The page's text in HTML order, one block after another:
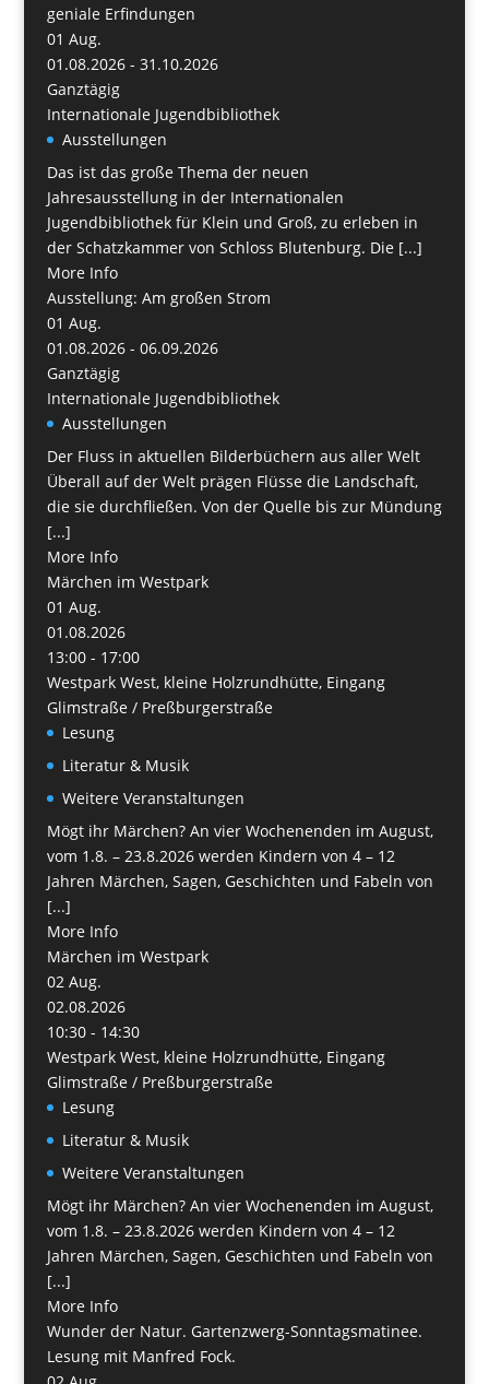
geniale Erfindungen
01 Aug.
01.08.2026 - 31.10.2026
Ganztägig
Internationale Jugendbibliothek
Ausstellungen
Das ist das große Thema der neuen
Jahresausstellung in der Internationalen
Jugendbibliothek für Klein und Groß, zu erleben in
der Schatzkammer von Schloss Blutenburg. Die [...]
More Info
Ausstellung: Am großen Strom
01 Aug.
01.08.2026 - 06.09.2026
Ganztägig
Internationale Jugendbibliothek
Ausstellungen
Der Fluss in aktuellen Bilderbüchern aus aller Welt
Überall auf der Welt prägen Flüsse die Landschaft,
die sie durchfließen. Von der Quelle bis zur Mündung
[...]
More Info
Märchen im Westpark
01 Aug.
01.08.2026
13:00 - 17:00
Westpark West, kleine Holzrundhütte, Eingang
Glimstraße / Preßburgerstraße
Lesung
Literatur & Musik
Weitere Veranstaltungen
Mögt ihr Märchen? An vier Wochenenden im August,
vom 1.8. – 23.8.2026 werden Kindern von 4 – 12
Jahren Märchen, Sagen, Geschichten und Fabeln von
[...]
More Info
Märchen im Westpark
02 Aug.
02.08.2026
10:30 - 14:30
Westpark West, kleine Holzrundhütte, Eingang
Glimstraße / Preßburgerstraße
Lesung
Literatur & Musik
Weitere Veranstaltungen
Mögt ihr Märchen? An vier Wochenenden im August,
vom 1.8. – 23.8.2026 werden Kindern von 4 – 12
Jahren Märchen, Sagen, Geschichten und Fabeln von
[...]
More Info
Wunder der Natur. Gartenzwerg-Sonntagsmatinee.
Lesung mit Manfred Fock.